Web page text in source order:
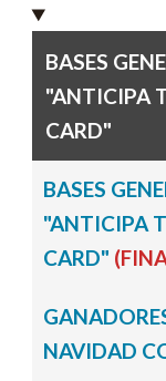
BASES
"ANTICIPA
CARD"
BASES
"ANTICIPA
CARD"
NAVIDAD